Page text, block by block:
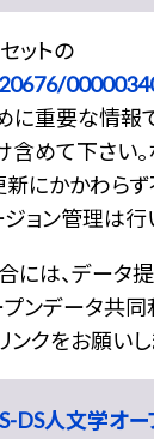
ットの
に重要な情報
含めて下さい
新にかかわら
ョン管理は行
には、データ
ンデータ共同
クをお願いし
DS人文学オ